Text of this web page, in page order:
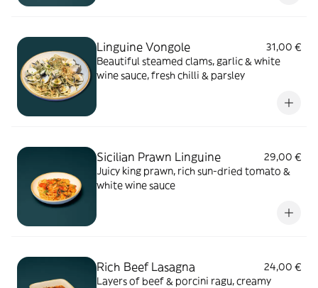
Linguine Vongole
31,00 €
Beautiful steamed clams, garlic & white
wine sauce, fresh chilli & parsley
Sicilian Prawn Linguine
29,00 €
Juicy king prawn, rich sun-dried tomato &
white wine sauce
Rich Beef Lasagna
24,00 €
Layers of beef & porcini ragu, creamy